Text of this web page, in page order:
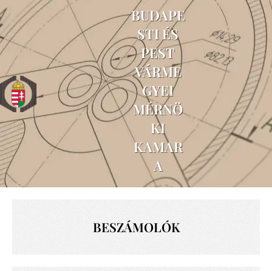
BUDAPE
STI ÉS
PEST
VÁRME
GYEI
MÉRNÖ
KI
KAMAR
A
BESZÁMOLÓK